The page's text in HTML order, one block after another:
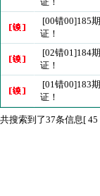
[00错00]185
证！
[02错01]184
证！
[01错00]183
证！
共搜索到了37条信息[